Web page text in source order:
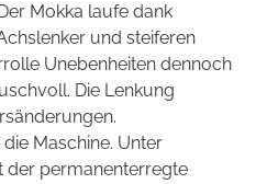
Mokka laufe dank
und steiferen
Unebenheiten dennoch
Die Lenkung
Maschine. Unter
der permanenterregte